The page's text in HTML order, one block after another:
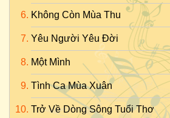
Không Còn Mùa Thu
Yêu Người Yêu Đời
Một Mình
Tình Ca Mùa Xuân
Trở Về Dòng Sông Tuổi Thơ